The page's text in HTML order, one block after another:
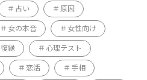
占い 原因
女の本音 女性向け
復縁 心理テスト
恋活 手相